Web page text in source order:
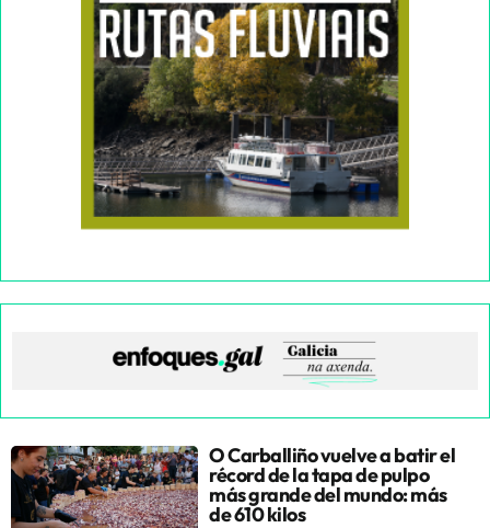
O Carballiño vuelve a batir el
récord de la tapa de pulpo
más grande del mundo: más
de 610 kilos